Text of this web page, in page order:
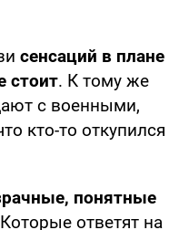
сенсаций в плане
стоит. К тому же
с военными,
кто-то откупился
понятные
ответят на